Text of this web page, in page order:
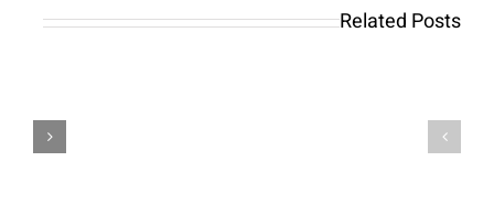
Related Posts
Slovensko
Zábava